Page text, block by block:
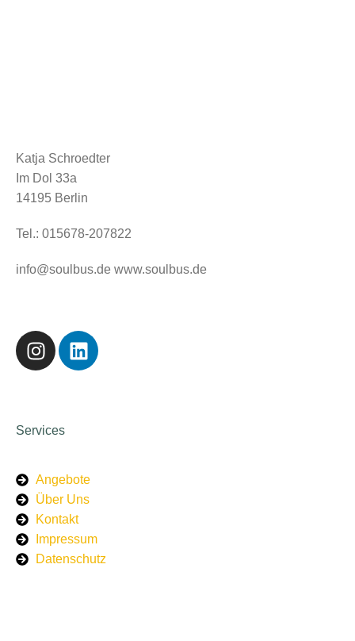
Katja Schroedter
Im Dol 33a
14195 Berlin
Tel.: 015678-207822
info@soulbus.de www.soulbus.de
Services
Angebote
Über Uns
Kontakt
Impressum
Datenschutz